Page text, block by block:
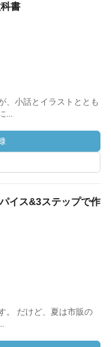
書
、小話とイラストととも
...
イス&3ステップで作
。 だけど、夏は市販の